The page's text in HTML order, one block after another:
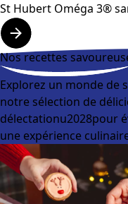
St Hubert Oméga 3®
Nos recettes
Explorez un monde de
notre sélection de
délectationu2028pour
une expérience